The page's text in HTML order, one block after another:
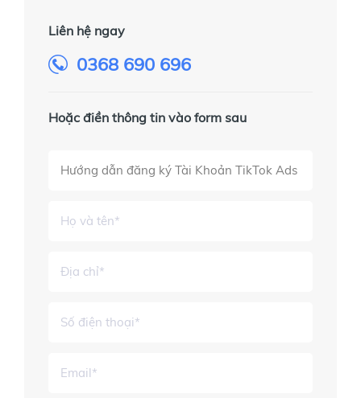
Liên hệ ngay
0368 690 696
Hoặc điền thông tin vào form sau